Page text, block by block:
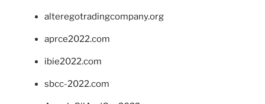
alteregotradingcompany.org
aprce2022.com
ibie2022.com
sbcc-2022.com